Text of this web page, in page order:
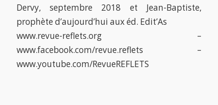
Dervy, septembre 2018 et Jean-Baptiste,
prophète d’aujourd’hui aux éd. Edit’As
www.revue-reflets.org –
www.facebook.com/revue.reflets –
www.youtube.com/RevueREFLETS